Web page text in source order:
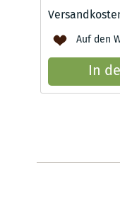
Auf den
In